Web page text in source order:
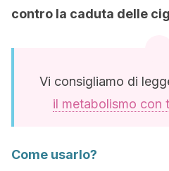
contro la caduta delle
Vi consigliamo di
il metabolismo con
Come usarlo?